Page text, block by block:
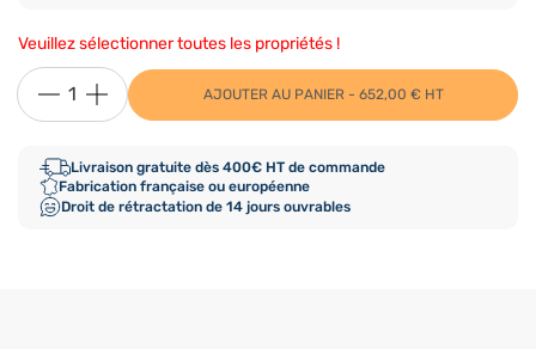
Veuillez sélectionner toutes les propriétés !
AJOUTER AU PANIER - 652,00 € HT
Livraison gratuite dès 400€ HT de commande
Fabrication française ou européenne
Droit de rétractation de 14 jours ouvrables